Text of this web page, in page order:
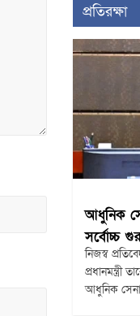
প্রতিরক্ষা
আধুনিক
সর্বোচ্চ
নিজস্ব
প্রধানমন্ত্রী
আধুনিক